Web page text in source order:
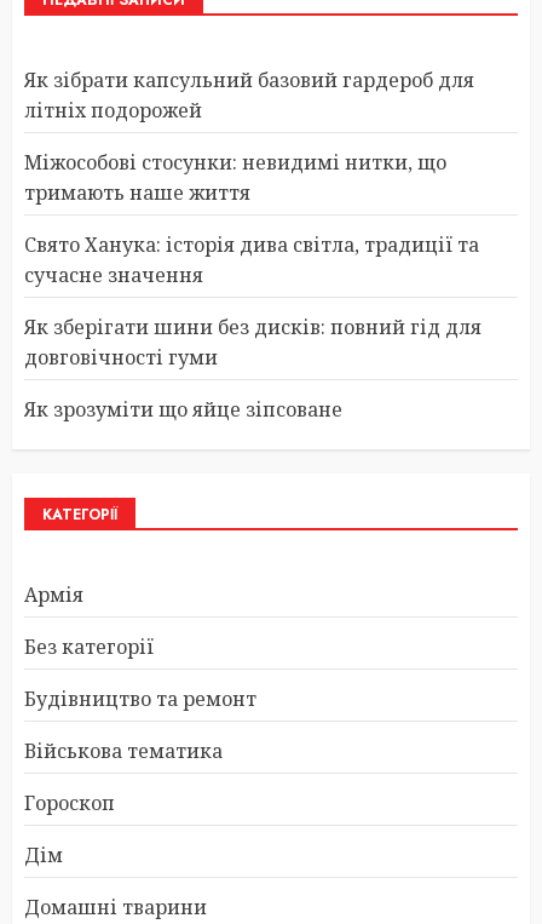
Як зібрати капсульний базовий гардероб для
літніх подорожей
Міжособові стосунки: невидимі нитки, що
тримають наше життя
Свято Ханука: історія дива світла, традиції та
сучасне значення
Як зберігати шини без дисків: повний гід для
довговічності гуми
Як зрозуміти що яйце зіпсоване
КАТЕГОРІЇ
Армія
Без категорії
Будівництво та ремонт
Військова тематика
Гороскоп
Дім
Домашні тварини